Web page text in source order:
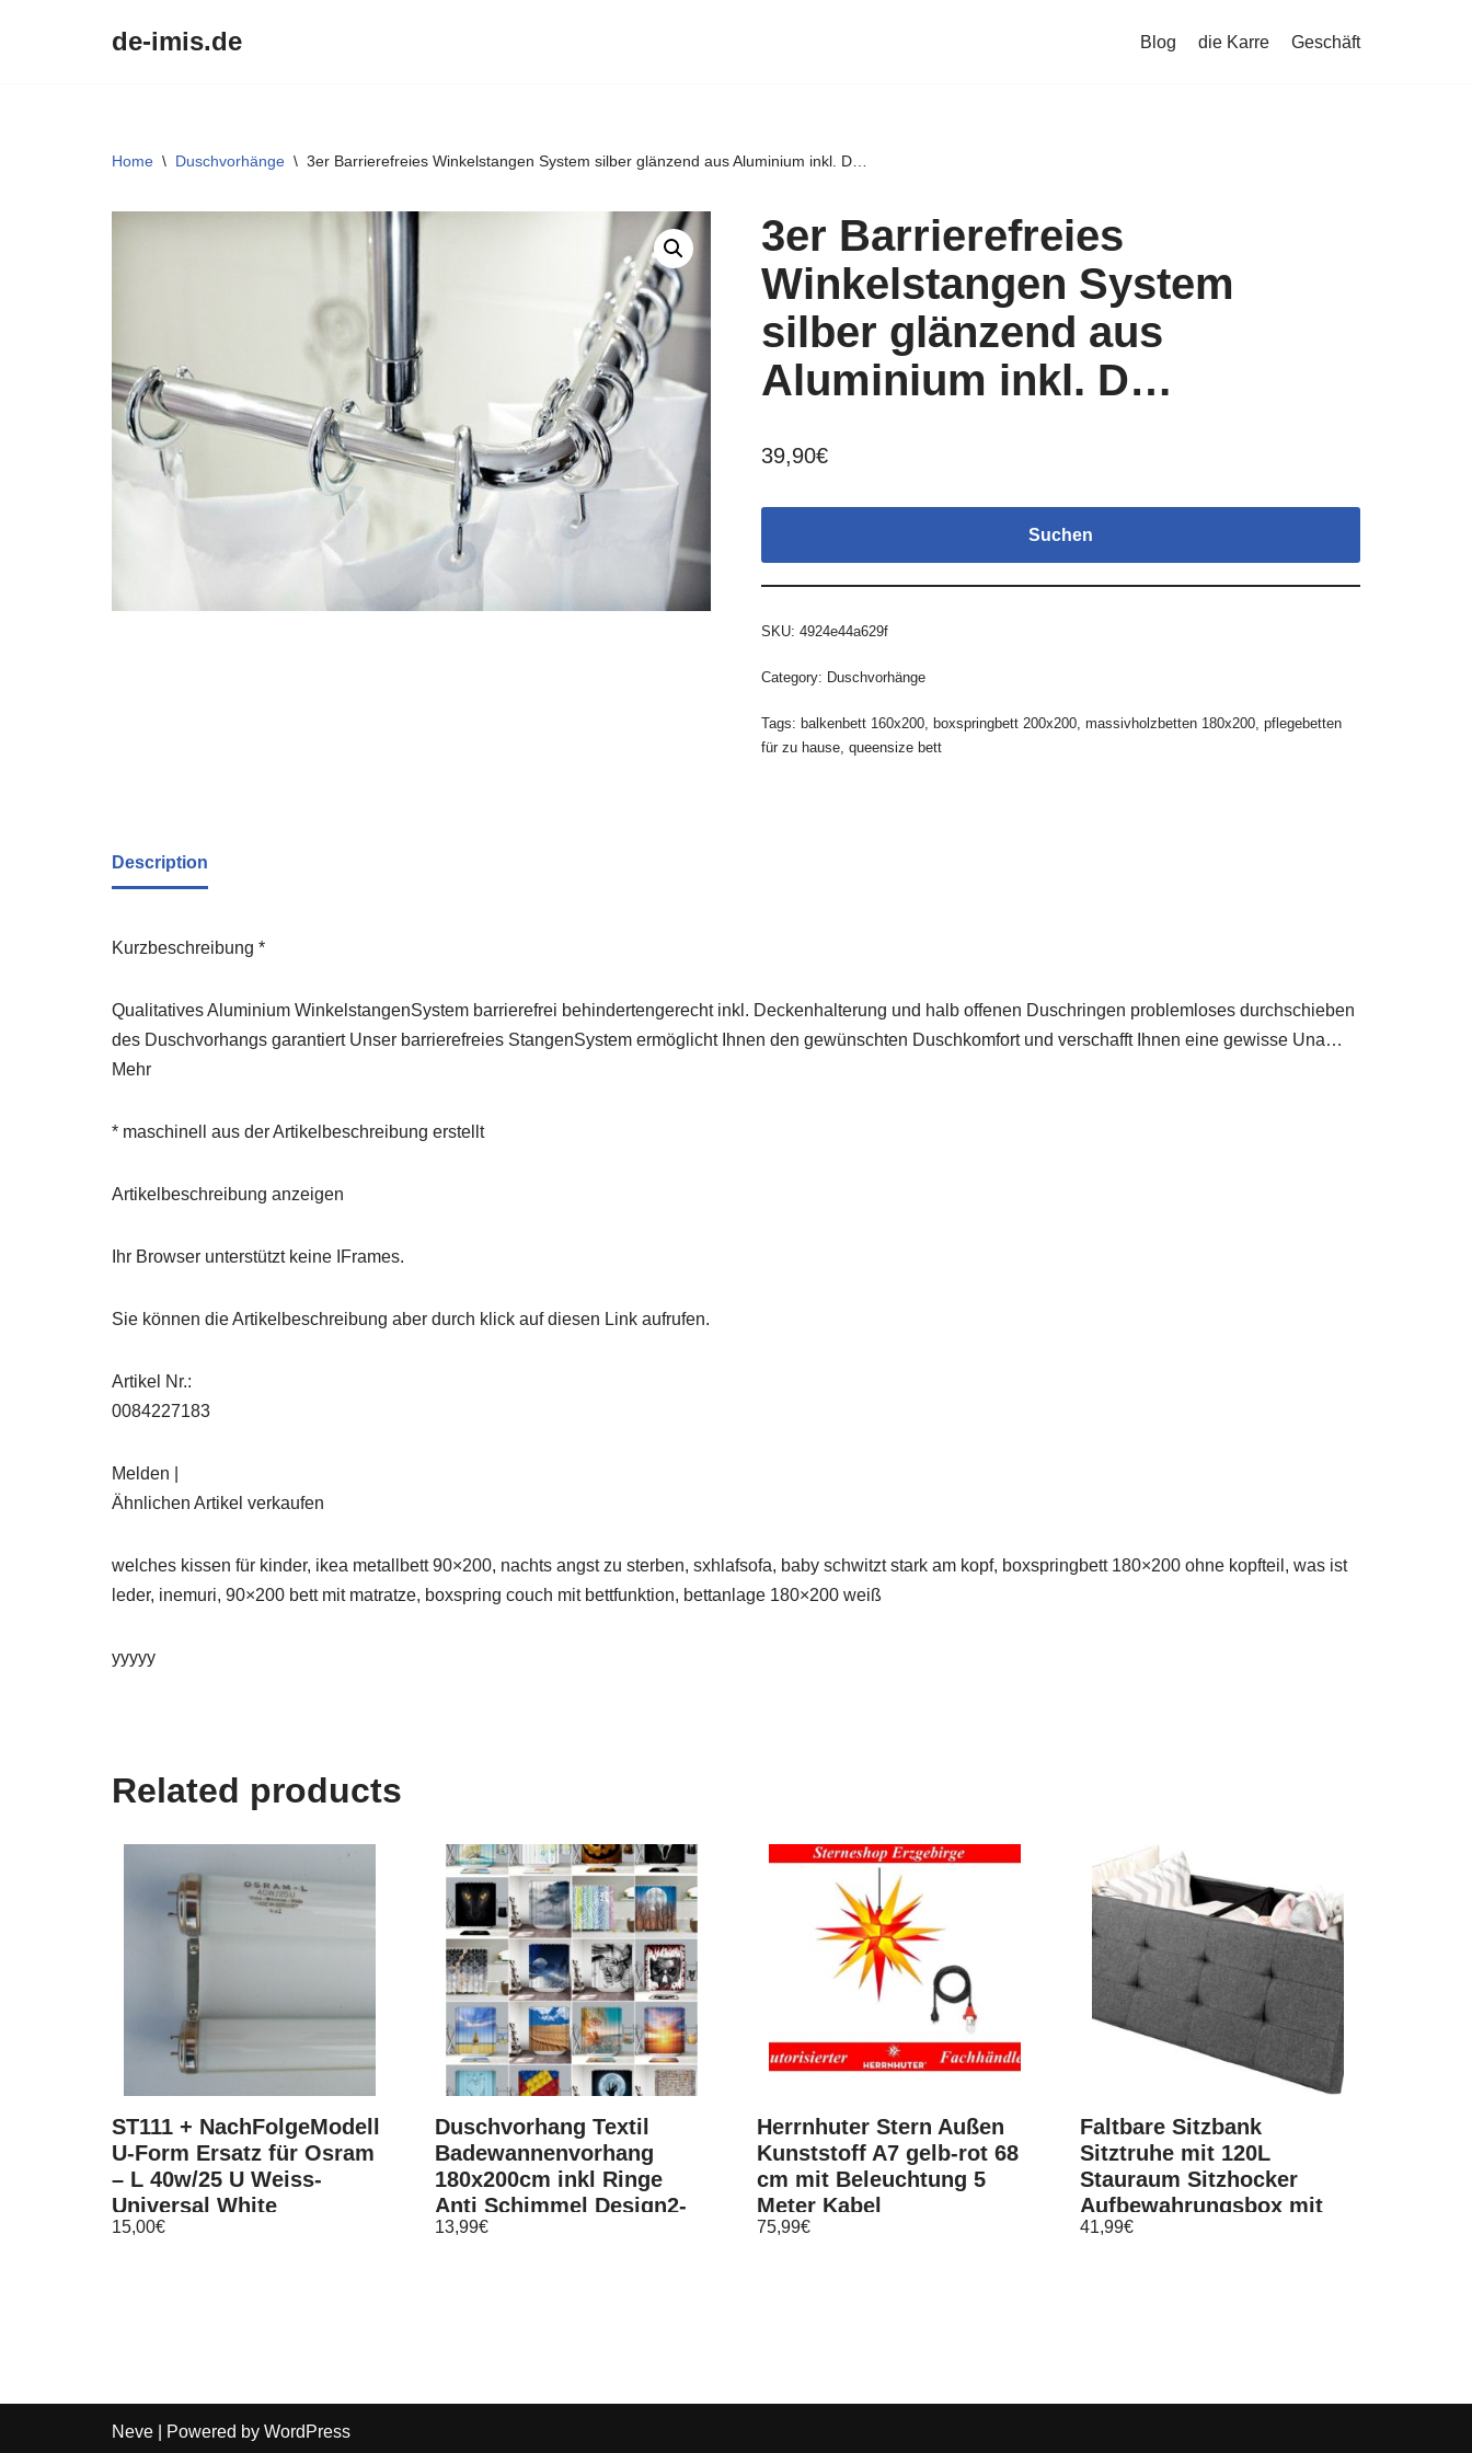
de-imis.de Blog die Karre Geschäft
Home \ Duschvorhänge \ 3er Barrierefreies Winkelstangen System silber glänzend aus Aluminium inkl. D…
3er Barrierefreies
Winkelstangen System
silber glänzend aus
Aluminium inkl. D…
39,90€
Suchen
SKU: 4924e44a629f
Category: Duschvorhänge
Tags: balkenbett 160x200, boxspringbett 200x200, massivholzbetten 180x200, pflegebetten
für zu hause, queensize bett
Description
Kurzbeschreibung *
Qualitatives Aluminium WinkelstangenSystem barrierefrei behindertengerecht inkl. Deckenhalterung und halb offenen Duschringen problemloses durchschieben
des Duschvorhangs garantiert Unser barrierefreies StangenSystem ermöglicht Ihnen den gewünschten Duschkomfort und verschafft Ihnen eine gewisse Una…
Mehr
* maschinell aus der Artikelbeschreibung erstellt
Artikelbeschreibung anzeigen
Ihr Browser unterstützt keine IFrames.
Sie können die Artikelbeschreibung aber durch klick auf diesen Link aufrufen.
Artikel Nr.:
0084227183
Melden |
Ähnlichen Artikel verkaufen
welches kissen für kinder, ikea metallbett 90×200, nachts angst zu sterben, sxhlafsofa, baby schwitzt stark am kopf, boxspringbett 180×200 ohne kopfteil, was ist
leder, inemuri, 90×200 bett mit matratze, boxspring couch mit bettfunktion, bettanlage 180×200 weiß
yyyyy
Related products
ST111 + NachFolgeModell
U-Form Ersatz für Osram
– L 40w/25 U Weiss-
Universal White
15,00€
Duschvorhang Textil
Badewannenvorhang
180x200cm inkl Ringe
Anti Schimmel Design2-
2021
13,99€
Herrnhuter Stern Außen
Kunststoff A7 gelb-rot 68
cm mit Beleuchtung 5
Meter Kabel
75,99€
Faltbare Sitzbank
Sitztruhe mit 120L
Stauraum Sitzhocker
Aufbewahrungsbox mit
Trenner
41,99€
Neve | Powered by WordPress